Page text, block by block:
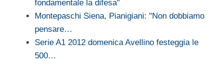
fondamentale la difesa"
Montepaschi Siena, Pianigiani: "Non dobbiamo
pensare…
Serie A1 2012 domenica Avellino festeggia le
500…